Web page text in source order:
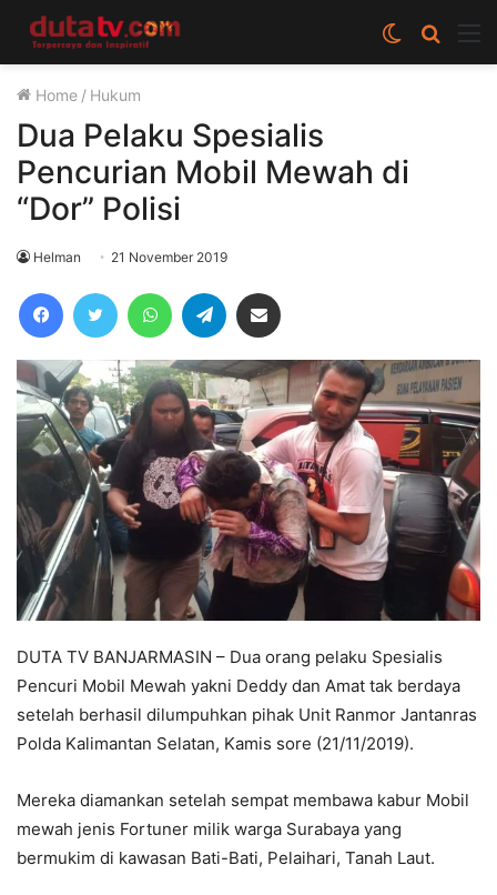
Cari
berita
Switch
skin
Home / Hukum
Dua Pelaku Spesialis
Pencurian Mobil Mewah di
“Dor” Polisi
Helman 21 November 2019
FacebookTwitter WhatsAppTelegram
DUTA TV BANJARMASIN – Dua orang pelaku Spesialis
Pencuri Mobil Mewah yakni Deddy dan Amat tak berdaya
setelah berhasil dilumpuhkan pihak Unit Ranmor Jantanras
Polda Kalimantan Selatan, Kamis sore (21/11/2019).
Mereka diamankan setelah sempat membawa kabur Mobil
mewah jenis Fortuner milik warga Surabaya yang
bermukim di kawasan Bati-Bati, Pelaihari, Tanah Laut.